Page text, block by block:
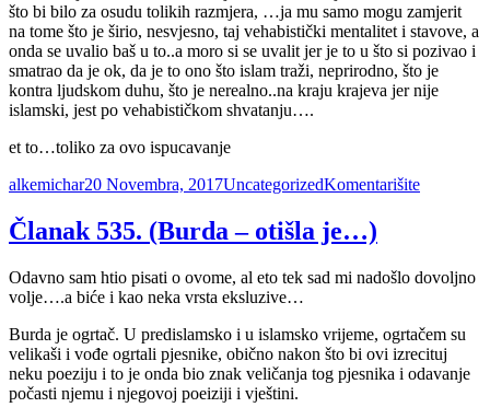
što bi bilo za osudu tolikih razmjera, …ja mu samo mogu zamjerit
na tome što je širio, nesvjesno, taj vehabistički mentalitet i stavove, a
onda se uvalio baš u to..a moro si se uvalit jer je to u što si pozivao i
smatrao da je ok, da je to ono što islam traži, neprirodno, što je
kontra ljudskom duhu, što je nerealno..na kraju krajeva jer nije
islamski, jest po vehabističkom shvatanju….
et to…toliko za ovo ispucavanje
Autor
alkemicharObjavljeno
20 Novembra, 2017Kategorije
UncategorizedKomentarišiteČlanak
NAK)
Članak 535. (Burda – otišla je…)
Odavno sam htio pisati o ovome, al eto tek sad mi nadošlo dovoljno
volje….a biće i kao neka vrsta eksluzive…
Burda je ogrtač. U predislamsko i u islamsko vrijeme, ogrtačem su
velikaši i vođe ogrtali pjesnike, obično nakon što bi ovi izrecituj
neku poeziju i to je onda bio znak veličanja tog pjesnika i odavanje
počasti njemu i njegovoj poeiziji i vještini.